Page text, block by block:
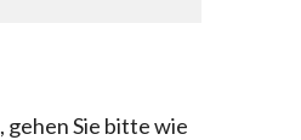
gehen Sie bitte wie